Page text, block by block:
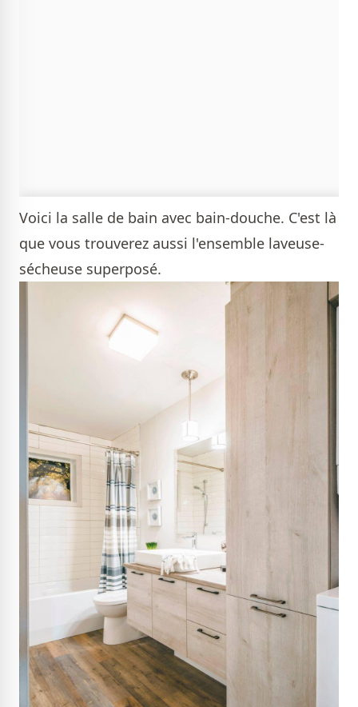
Voici la salle de bain avec bain-douche. C'est là
que vous trouverez aussi l'ensemble laveuse-
sécheuse superposé.